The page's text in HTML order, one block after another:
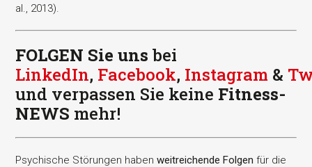
al., 2013).
FOLGEN Sie uns bei
LinkedIn, Facebook, Instagram &
und verpassen Sie keine Fitness-
NEWS mehr!
Psychische Störungen habenweitreichende Folgen für die